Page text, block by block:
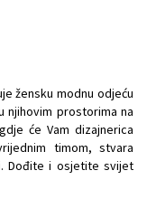
žensku modnu odjeću
njihovim prostorima na
će Vam dizajnerica
timom, stvara
Dođite i osjetite svijet